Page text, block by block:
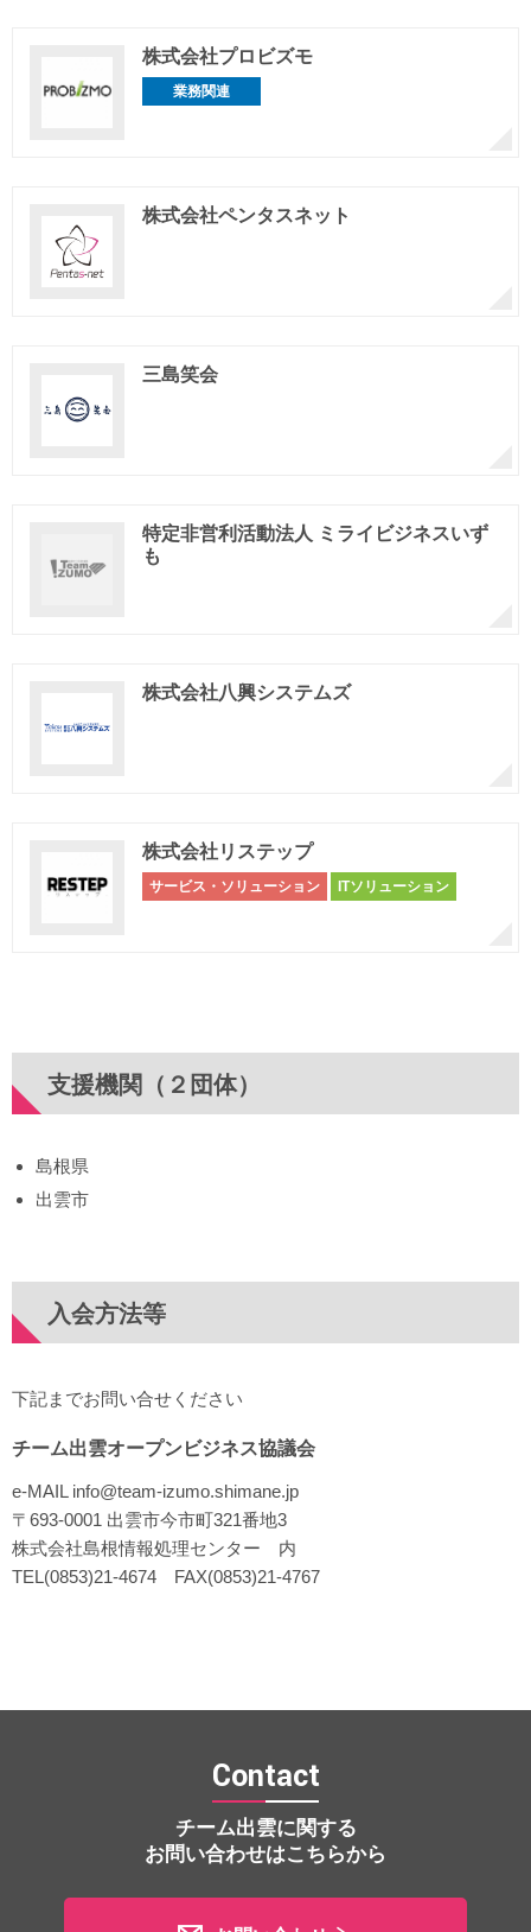
株式会社プロビズモ
業務関連
株式会社ペンタスネット
三島笑会
特定非営利活動法人 ミライビジネスいず
も
株式会社八興システムズ
株式会社リステップ
サービス・ソリューション ITソリューション
支援機関（２団体）
島根県
出雲市
入会方法等
下記までお問い合せください
チーム出雲オープンビジネス協議会
e-MAIL info@team-izumo.shimane.jp
〒693-0001 出雲市今市町321番地3
株式会社島根情報処理センター 内
TEL(0853)21-4674 FAX(0853)21-4767
Contact
チーム出雲に関する
お問い合わせはこちらから